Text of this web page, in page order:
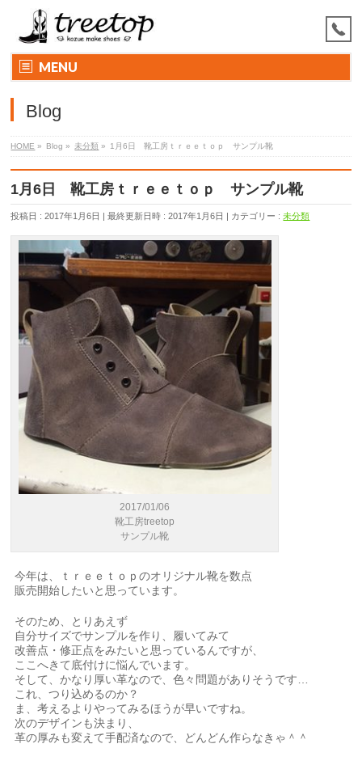
MENU
Blog
HOME » Blog » 未分類 » 1月6日 靴工房ｔｒｅｅｔｏｐ サンプル靴
1月6日 靴工房ｔｒｅｅｔｏｐ サンプル靴
投稿日 : 2017年1月6日 最終更新日時 : 2017年1月6日 カテゴリー :未分類
2017/01/06
靴工房treetop
サンプル靴
今年は、ｔｒｅｅｔｏｐのオリジナル靴を数点
販売開始したいと思っています。
そのため、とりあえず
自分サイズでサンプルを作り、履いてみて
改善点・修正点をみたいと思っているんですが、
ここへきて底付けに悩んでいます。
そして、かなり厚い革なので、色々問題がありそうです…
これ、つり込めるのか？
ま、考えるよりやってみるほうが早いですね。
次のデザインも決まり、
革の厚みも変えて手配済なので、どんどん作らなきゃ＾＾